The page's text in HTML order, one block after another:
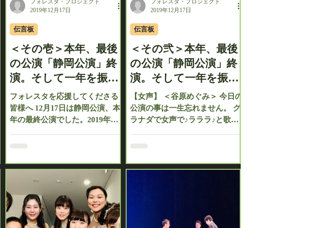
＜その壱＞本年、最後
の公演「静岡公演」終
演。そして一年を振り
返って…。
フォレスタを応援してくださる
皆様へ 12月17日は静岡公演、本
年の最終公演でした。2019年も
心より感謝申し上げます。 今回
年を総括したコメントをお送り
致します。 【男声】 ＜大野 隆
伝言板
フォレスタ・プロジェクト
2019年12月17日
＜その弐＞本年、最後
の公演「静岡公演」終
演。そして一年を振り
返って…。
【女声】 ＜谷原めぐみ＞ 今日の
公演の事は一生忘れません。 グ
ラナダで女声で♪ラララ♪と歌い
に「榛葉さん谷原さんありがと
号泣。笑顔で歌おうと決めてい
伝言板
フォレスタ・プロジェクト
2019年12月17日